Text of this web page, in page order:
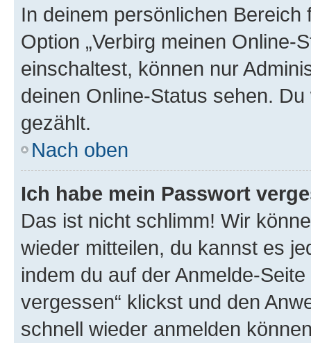
In deinem persönlichen
Option „Verbirg meinen Online-
einschaltest, können nur
deinen Online-Status sehen.
gezählt.
Nach oben
Ich habe mein Passwort
Das ist nicht schlimm! Wir
wieder mitteilen, du kannst es
indem du auf der Anmelde-
vergessen“ klickst und den
schnell wieder anmelden